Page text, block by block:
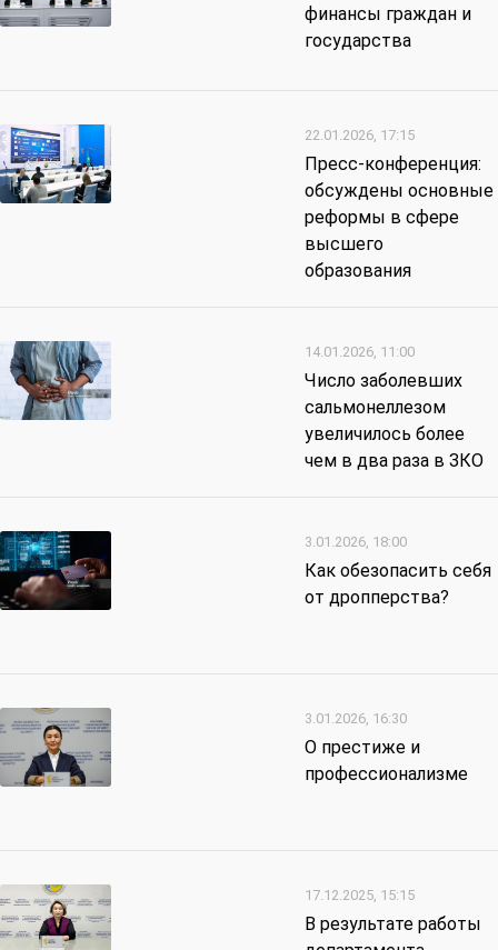
финансы граждан и
государства
22.01.2026, 17:15
Пресс-конференция:
обсуждены основные
реформы в сфере
высшего
образования
14.01.2026, 11:00
Число заболевших
сальмонеллезом
увеличилось более
чем в два раза в ЗКО
3.01.2026, 18:00
Как обезопасить себя
от дропперства?
3.01.2026, 16:30
О престиже и
профессионализме
17.12.2025, 15:15
В результате работы